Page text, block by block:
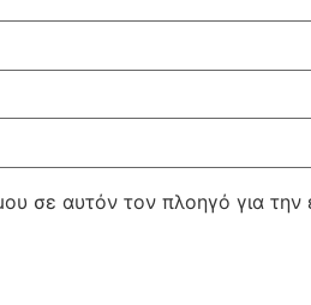
σε αυτόν τον πλοηγό για